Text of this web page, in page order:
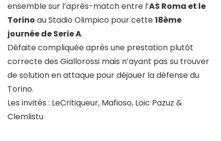
ensemble sur l’après-match entre l’AS Roma et le
Torino au Stadio Olimpico pour cette18ème
journée de Serie A.
Défaite compliquée après une prestation plutôt
correcte des Giallorossi mais n’ayant pas su trouver
de solution en attaque pour déjouer la défense du
Torino.
Les invités : LeCritiqueur, Mafioso, Loic Pazuz &
Clemlistu